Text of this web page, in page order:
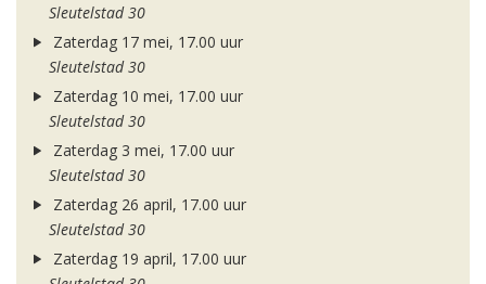
Sleutelstad 30
Zaterdag 17 mei, 17.00 uur
Sleutelstad 30
Zaterdag 10 mei, 17.00 uur
Sleutelstad 30
Zaterdag 3 mei, 17.00 uur
Sleutelstad 30
Zaterdag 26 april, 17.00 uur
Sleutelstad 30
Zaterdag 19 april, 17.00 uur